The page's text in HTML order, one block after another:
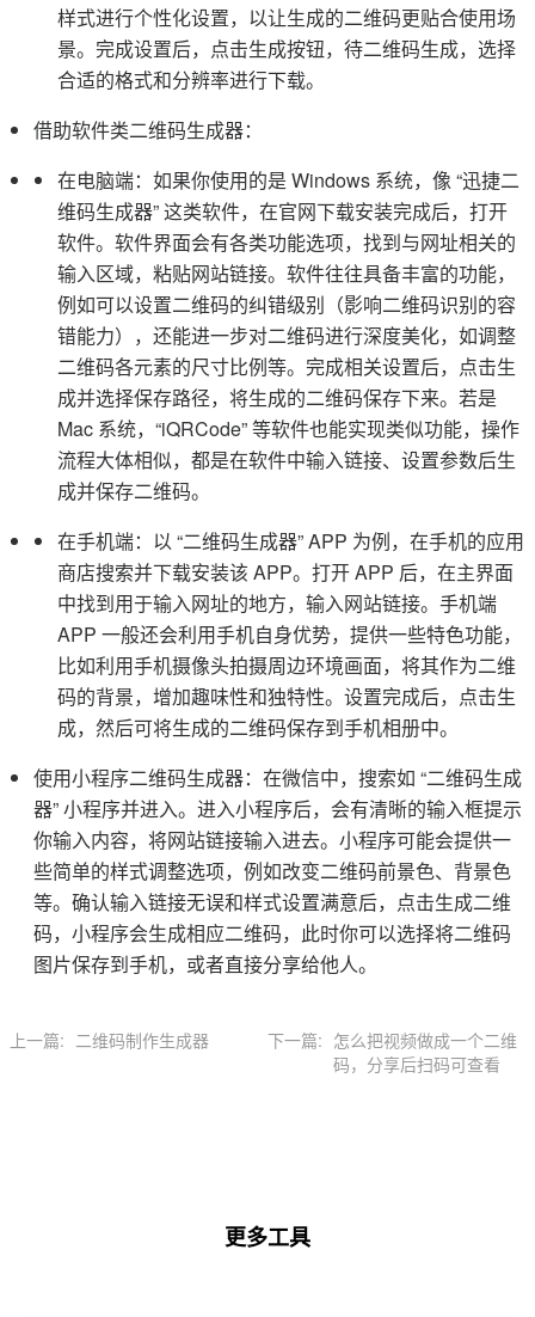
样式进行个性化设置，以让生成的二维码更贴合使用场
景。完成设置后，点击生成按钮，待二维码生成，选择
合适的格式和分辨率进行下载。
借助软件类二维码生成器：
在电脑端：如果你使用的是 Windows 系统，像 “迅捷二
维码生成器” 这类软件，在官网下载安装完成后，打开
软件。软件界面会有各类功能选项，找到与网址相关的
输入区域，粘贴网站链接。软件往往具备丰富的功能，
例如可以设置二维码的纠错级别（影响二维码识别的容
错能力），还能进一步对二维码进行深度美化，如调整
二维码各元素的尺寸比例等。完成相关设置后，点击生
成并选择保存路径，将生成的二维码保存下来。若是
Mac 系统，“iQRCode” 等软件也能实现类似功能，操作
流程大体相似，都是在软件中输入链接、设置参数后生
成并保存二维码。
在手机端：以 “二维码生成器” APP 为例，在手机的应用
商店搜索并下载安装该 APP。打开 APP 后，在主界面
中找到用于输入网址的地方，输入网站链接。手机端
APP 一般还会利用手机自身优势，提供一些特色功能，
比如利用手机摄像头拍摄周边环境画面，将其作为二维
码的背景，增加趣味性和独特性。设置完成后，点击生
成，然后可将生成的二维码保存到手机相册中。
使用小程序二维码生成器：在微信中，搜索如 “二维码生成
器” 小程序并进入。进入小程序后，会有清晰的输入框提示
你输入内容，将网站链接输入进去。小程序可能会提供一
些简单的样式调整选项，例如改变二维码前景色、背景色
等。确认输入链接无误和样式设置满意后，点击生成二维
码，小程序会生成相应二维码，此时你可以选择将二维码
图片保存到手机，或者直接分享给他人。
上一篇: 二维码制作生成器 下一篇: 怎么把视频做成一个二维
码，分享后扫码可查看
更多工具